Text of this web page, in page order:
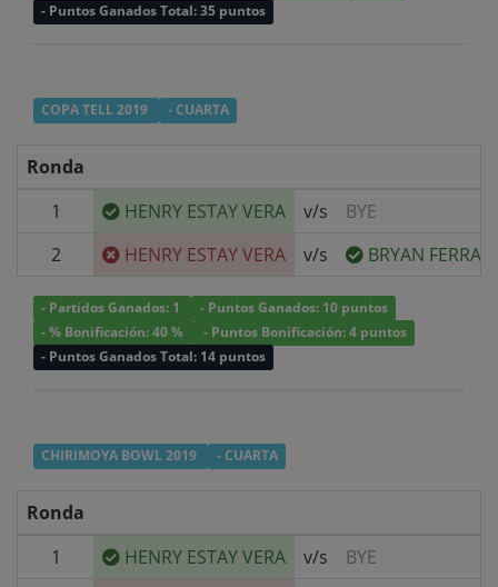
- Puntos Ganados Total: 35 puntos
COPA TELL 2019 - CUARTA
Ronda
1
HENRY ESTAY VERA v/s
BYE
2
HENRY ESTAY VERA v/s BRYAN
- Partidos Ganados: 1
- Puntos Ganados: 10 puntos
- % Bonificación: 40 %
- Puntos Bonificación: 4 puntos
- Puntos Ganados Total: 14 puntos
CHIRIMOYA BOWL 2019 - CUARTA
Ronda
1
HENRY ESTAY VERA v/s
BYE